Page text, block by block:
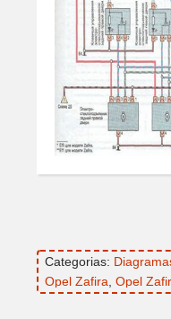
Categorias:
Opel Zafira Opel